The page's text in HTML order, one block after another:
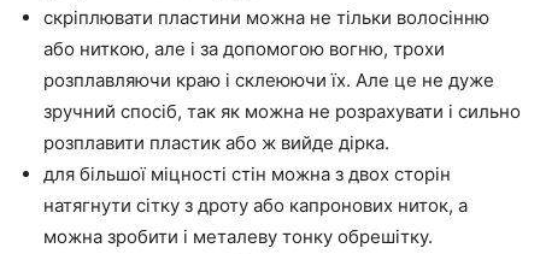
скріплювати пластини можна не тільки волосінню
або ниткою, але і за допомогою вогню, трохи
розплавляючи краю і склеюючи їх. Але це не дуже
зручний спосіб, так як можна не розрахувати і сильно
розплавити пластик або ж вийде дірка.
для більшої міцності стін можна з двох сторін
натягнути сітку з дроту або капронових ниток, а
можна зробити і металеву тонку обрешітку.